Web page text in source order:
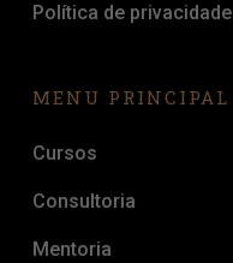
Política de privacidade
MENU PRINCIPAL
Cursos
Consultoria
Mentoria